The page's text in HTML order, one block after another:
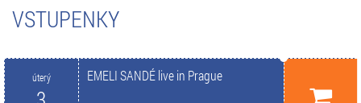
VSTUPENKY
úterý EMELI SANDÉ live in Prague